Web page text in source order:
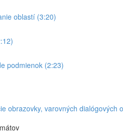
oblastí (3:20)
podmienok (2:23)
obrazovky, varovných dialógových